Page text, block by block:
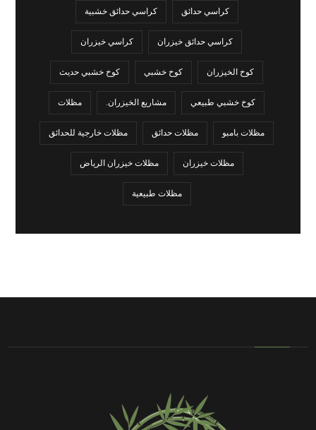
كراسي حدائق كراسي حدائق خشبية
كراسي حدائق خيزران كراسي خيزران
كوخ الخيزران كوخ خشبي كوخ خشبي حديث
كوخ خشبي طبيعي مشاريع الخيزران. مظلات
مظلات بامبو مظلات حدائق مظلات خارجية للحدائق
مظلات خيزران مظلات خيزران الرياض
مظلات طبيعية